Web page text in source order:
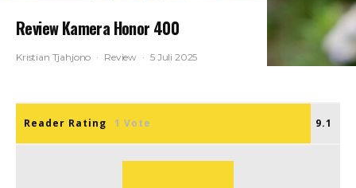
Review Kamera Honor 400
Kristian Tjahjono · Review · 5 Juli 2025
Reader Rating 1 Vote 9.1